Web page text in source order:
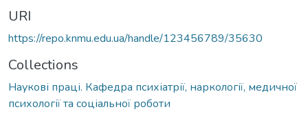
URI
https://repo.knmu.edu.ua/handle/123456789/35630
Collections
Наукові праці. Кафедра психіатрії, наркології, медичної
психології та соціальної роботи